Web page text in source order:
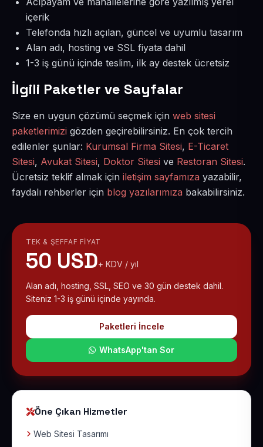
içerik
Telefonda hızlı açılan, güncel ve uyumlu tasarım
Alan adı, hosting ve SSL fiyata dahil
1-3 iş günü içinde teslim, ilk ay destek ücretsiz
İlgili Paketler ve Sayfalar
Size en uygun çözümü seçmek için web sitesi
paketlerimizi gözden geçirebilirsiniz. En çok tercih
edilenler şunlar: Kurumsal Firma Sitesi, E-Ticaret
Sitesi, Avukat Sitesi, Doktor Sitesi ve Restoran Sitesi.
Ücretsiz teklif almak için iletişim sayfamıza yazabilir,
faydalı rehberler için blog yazılarımıza bakabilirsiniz.
TEK & ŞEFFAF FIYAT
50 USD+ KDV / yıl
Alan adı, hosting, SSL, SEO ve 30 gün destek dahil.
Siteniz 1-3 iş günü içinde yayında.
Paketleri İncele
WhatsApp'tan Sor
Öne Çıkan Hizmetler
Web Sitesi Tasarımı